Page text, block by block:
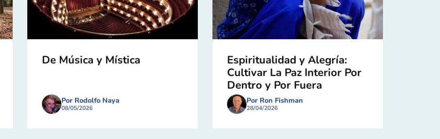
De Música y Mística
Por Rodolfo Naya
08/05/2026
Espiritualidad y Alegría:
Cultivar La Paz Interior Por
Dentro y Por Fuera
Por Ron Fishman
28/04/2026